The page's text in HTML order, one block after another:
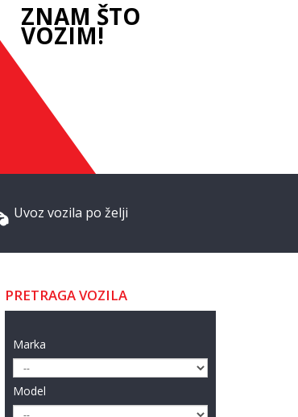
ZNAM ŠTO
VOZIM!
Uvoz vozila po želji
PRETRAGA VOZILA
Marka
Model